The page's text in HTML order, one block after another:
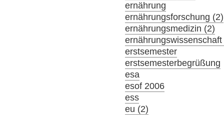
ernährung
ernährungsforschung (2)
ernährungsmedizin (2)
erstsemester
erstsemesterbegrüßung
esa
esof 2006
ess
eu (2)